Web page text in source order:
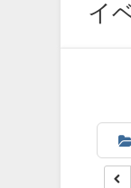
イ
04:00
06:00